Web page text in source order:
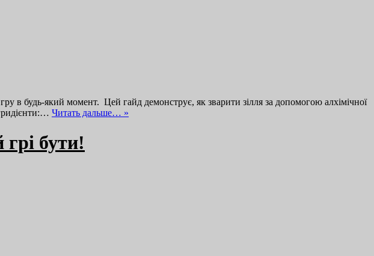
в будь-який момент. Цей гайд демонструє, як зварити зілля за допомогою алхімічної
Читать дальше… »
грі бути!